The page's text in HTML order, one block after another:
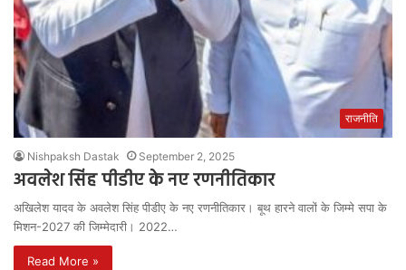
राजनीति
Nishpaksh Dastak September 2, 2025
अवलेश सिंह पीडीए के नए रणनीतिकार
अखिलेश यादव के अवलेश सिंह पीडीए के नए रणनीतिकार। बूथ हारने वालों के जिम्मे सपा के
मिशन-2027 की जिम्मेदारी। 2022…
Read More »